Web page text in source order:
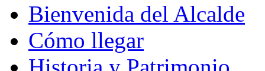
Bienvenida del Alcalde
Cómo llegar